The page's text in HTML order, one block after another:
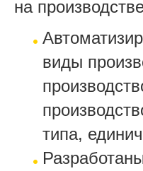
на
виды
типа,